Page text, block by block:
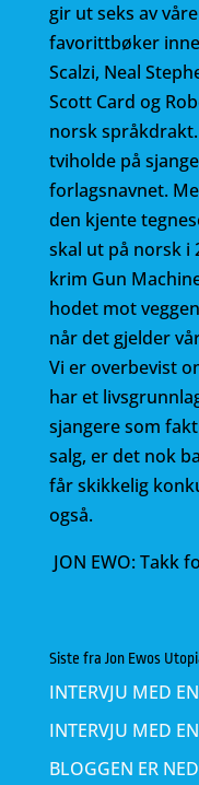
gir ut seks av
favorittbøker
Scalzi, Neal
Scott Card og
norsk
tviholde på
forlagsnavnet.
den kjente
skal ut på norsk i
krim Gun
hodet mot
når det gjelder
Vi er overbevist
har et
sjangere som
salg, er det nok
får skikkelig
også.
JON EWO: Takk
Siste fra Jon Ewos
INTERVJU MED
INTERVJU MED
BLOGGEN ER